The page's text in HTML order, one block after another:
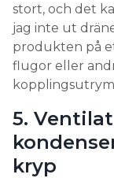
stort, och det
jag inte ut
produkten på
flugor eller
5.
kryp